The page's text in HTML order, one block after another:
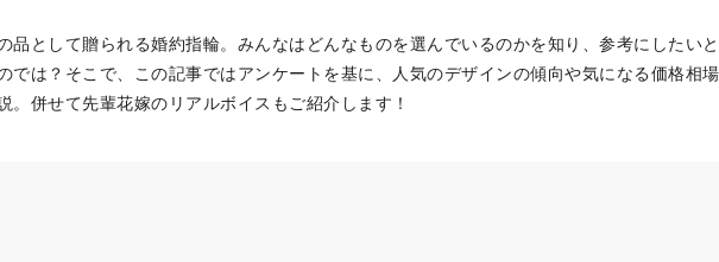
品として贈られる婚約指輪。みんなはどんなものを選んでいるのかを知り、参考にしたい
では？そこで、この記事ではアンケートを基に、人気のデザインの傾向や気になる価格相
。併せて先輩花嫁のリアルボイスもご紹介します！